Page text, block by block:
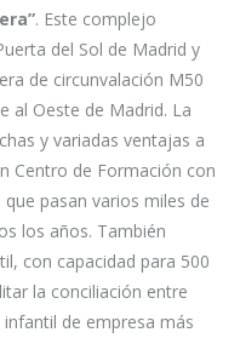
. Este complejo
del Sol de Madrid y
de circunvalación M50
al Oeste de Madrid. La
y variadas ventajas a
Centro de Formación con
pasan varios miles de
los años. También
con capacidad para 500
la conciliación entre
de empresa más